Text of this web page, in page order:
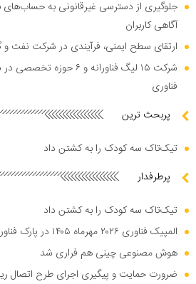
جلوگیری از دسترسی غیرقانونی به حساب‌های
آگاهی کاربران
ارتقای سطح ایمنی، فرآیندی در شرکت نفت و
شرکت ۱۵ لیگ فناورانه و ۶
فناوری
پربحث ترین
تیک‌تاک سه کودک را به کشتن داد
پرطرفدار
تیک‌تاک سه کودک را به کشتن داد
المپیک فناوری ۲۰۲۶ مهرماه ۱۴۰۵ در پارک فناوری پردیس برگزار می‌شود
هوش مصنوعی چینی هم فراری شد
ضرورت حمایت و پیگیری اجرای طرح اتصال